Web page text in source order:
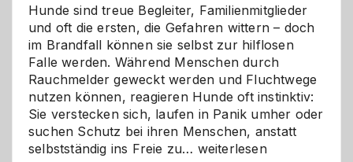
Hunde sind treue Begleiter, Familienmitglieder
und oft die ersten, die Gefahren wittern – doch
im Brandfall können sie selbst zur hilflosen
Falle werden. Während Menschen durch
Rauchmelder geweckt werden und Fluchtwege
nutzen können, reagieren Hunde oft instinktiv:
Sie verstecken sich, laufen in Panik umher oder
suchen Schutz bei ihren Menschen, anstatt
selbstständig ins Freie zu… Wenn
weiterlesen